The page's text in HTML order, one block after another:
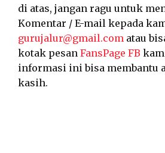
di atas, jangan ragu untuk
Komentar / E-mail kepada
gurujalur@gmail.com atau
kotak pesan FansPage FB
informasi ini bisa membantu
kasih.